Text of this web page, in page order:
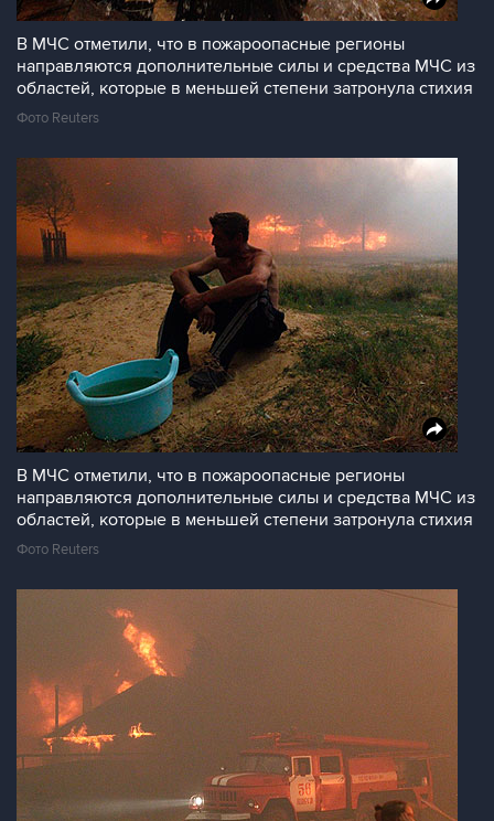
В МЧС отметили, что в пожароопасные регионы
направляются дополнительные силы и средства МЧС из
областей, которые в меньшей степени затронула стихия
Фото Reuters
В МЧС отметили, что в пожароопасные регионы
направляются дополнительные силы и средства МЧС из
областей, которые в меньшей степени затронула стихия
Фото Reuters